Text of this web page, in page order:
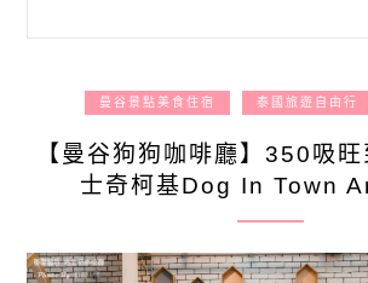
曼谷景點美食住宿 泰國旅遊自由行
【曼谷狗狗咖啡廳】350吸
士奇柯基Dog In Town